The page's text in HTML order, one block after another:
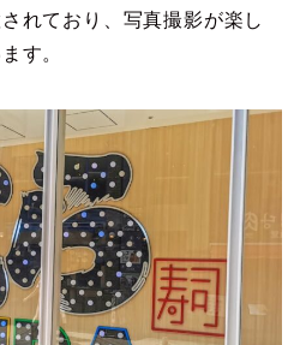
れており、写真撮影が楽し
す。